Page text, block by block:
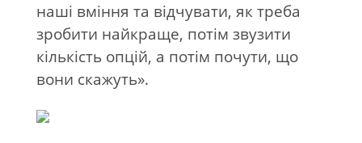
наші вміння та відчувати, як треба
зробити найкраще, потім звузити
кількість опцій, а потім почути, що
вони скажуть».